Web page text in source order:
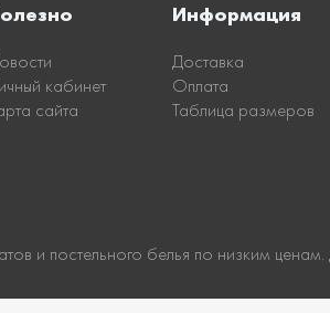
кабинет
сайта
Информация
Доставка
Оплата
Таблица размеров
и постельного белья по низким